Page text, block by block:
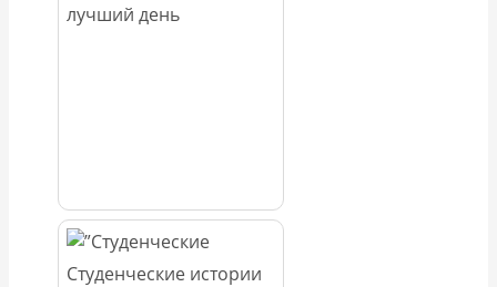
лучший день
Студенческие истории